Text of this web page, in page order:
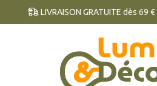
LIVRAISON GRATUITE dès 69 € |